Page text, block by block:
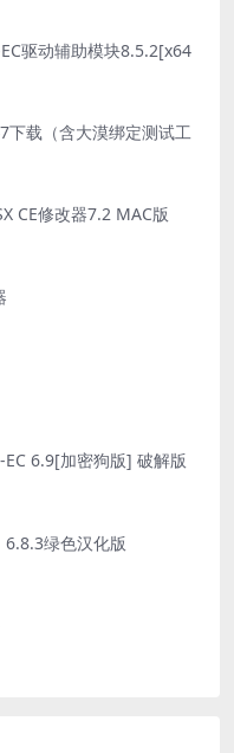
驱动辅助模块8.5.2[x64
下载（含大漠绑定测试工
CE修改器7.2 MAC版
6.9[加密狗版] 破解版
绿色汉化版